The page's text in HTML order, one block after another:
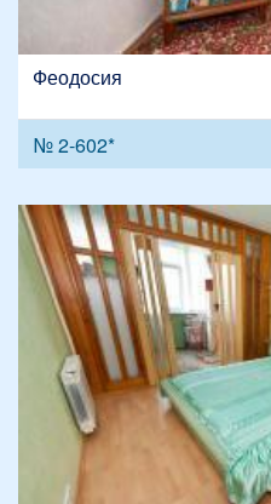
Феодосия
№ 2-602*